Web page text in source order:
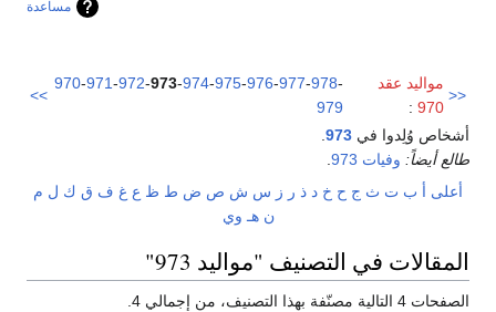
مساعدة
<<
مواليد عقد
970
:
970-971-972-973-974-975-976-977-978-
979
>>
أشخاص وُلِدوا في 973
طالع أيضاً: وفيات 973
أعلى أ ب ت ث ج ح خ د ذ ر ز س ش ص ض ط ظ ع غ ف ق ك ل م
ن هـ وي
المقالات في التصنيف "مواليد 973"
الصفحات 4 التالية مصنّفة بهذا التصنيف، من إجمالي 4.